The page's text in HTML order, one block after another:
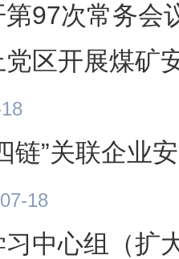
97次常务会
区开展煤矿
链”关联企业
18
中心组（扩